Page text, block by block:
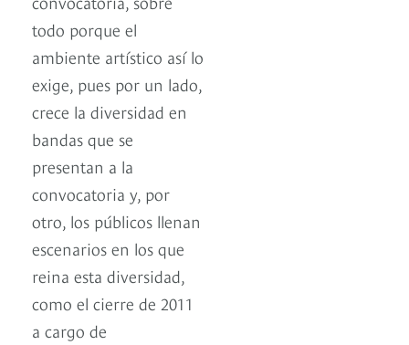
todo porque el
ambiente artístico así lo
exige, pues por un lado,
crece la diversidad en
bandas que se
presentan a la
convocatoria y, por
otro, los públicos llenan
escenarios en los que
reina esta diversidad,
como el cierre de 2011
a cargo de